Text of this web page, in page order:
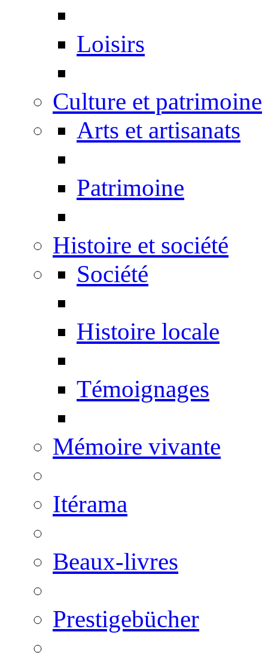
Loisirs
Culture et patrimoine
Arts et artisanats
Patrimoine
Histoire et société
Société
Histoire locale
Témoignages
Mémoire vivante
Itérama
Beaux-livres
Prestigebücher